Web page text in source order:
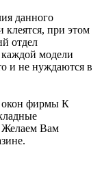
данного
клеятся, при этом
отдел
каждой модели
и не нуждаются в
окон фирмы К
Желаем Вам